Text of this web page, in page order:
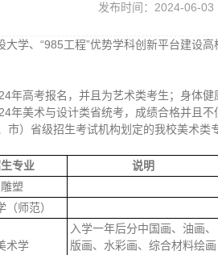
发布时间：2024-06-03
学、“985工程”优势学科创新平台建
高考报名，并且为艺术类考生；身体
美术与设计类省统考，成绩合格并且不
）省级招生考试机构划定的我校美术类
专业
说明
雕塑
（师范）
术学
入学一年后分中国画、油画、
版画、水彩画、综合材料绘画